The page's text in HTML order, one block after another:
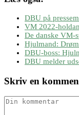
DBU på
VM 2022-
De danske VM-
Hjulmand:
DBU-boss:
DBU melder
Skriv en